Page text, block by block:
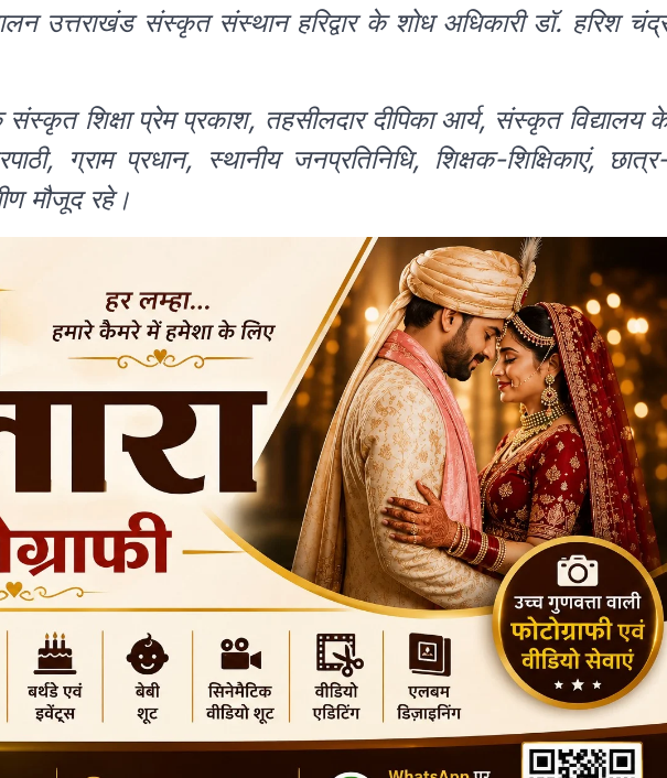
उत्तराखंड संस्कृत संस्थान हरिद्वार के शोध अधिकारी डॉ. हरिश
शिक्षा प्रेम प्रकाश, तहसीलदार दीपिका आर्य, संस्कृत विद्यालय
ग्राम प्रधान, स्थानीय जनप्रतिनिधि, शिक्षक-शिक्षिकाएं,
मौजूद रहे।